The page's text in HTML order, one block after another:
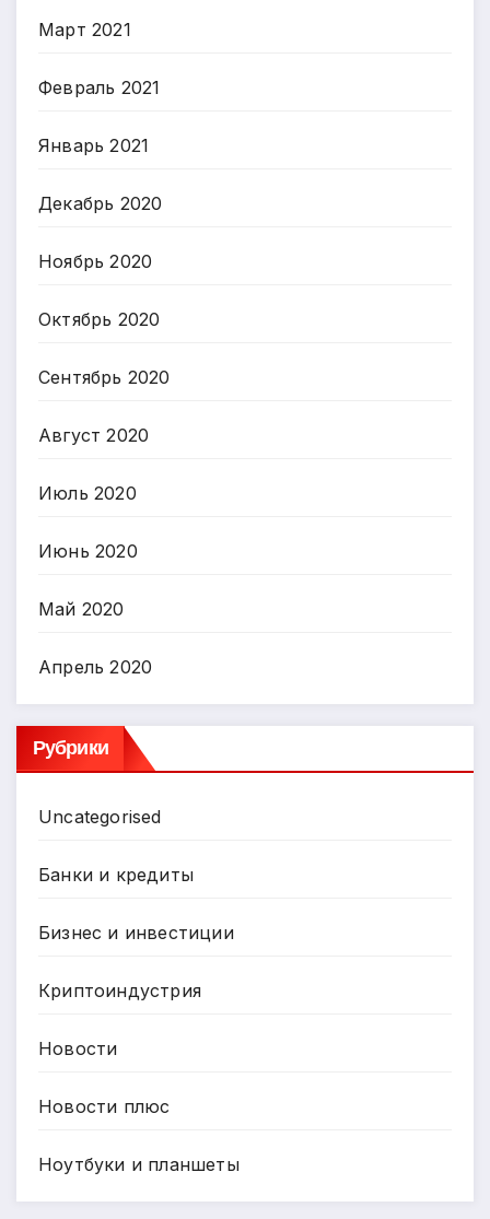
Март 2021
Февраль 2021
Январь 2021
Декабрь 2020
Ноябрь 2020
Октябрь 2020
Сентябрь 2020
Август 2020
Июль 2020
Июнь 2020
Май 2020
Апрель 2020
Рубрики
Uncategorised
Банки и кредиты
Бизнес и инвестиции
Криптоиндустрия
Новости
Новости плюс
Ноутбуки и планшеты